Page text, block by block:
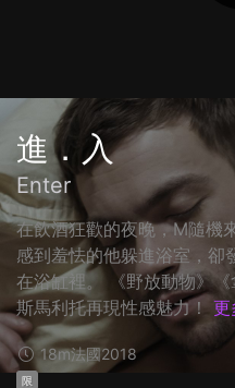
進．入
Enter
在飲酒狂歡的夜晚，M隨機
感到羞怯的他躲進浴室，卻
在浴缸裡。 《野放動物》
斯馬利托再現性感魅力！ 更
18m法國2018
限